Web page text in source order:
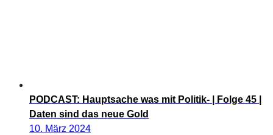
PODCAST: Hauptsache was mit Politik- | Folge 45 |
Daten sind das neue Gold
10. März 2024